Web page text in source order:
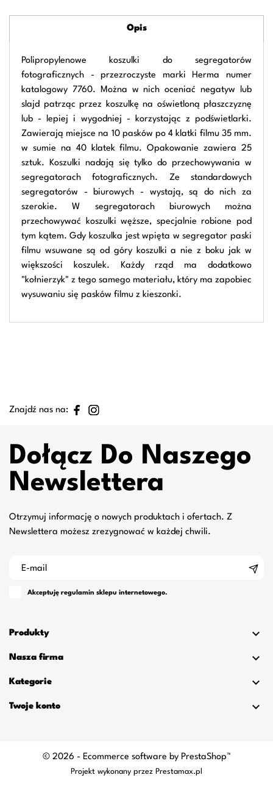
Opis
Polipropylenowe koszulki do segregatorów
fotograficznych - przezroczyste marki Herma numer
katalogowy 7760. Można w nich oceniać negatyw lub
slajd patrząc przez koszulkę na oświetloną płaszczyznę
lub - lepiej i wygodniej - korzystając z podświetlarki.
Zawierają miejsce na 10 pasków po 4 klatki filmu 35 mm.
w sumie na 40 klatek filmu. Opakowanie zawiera 25
sztuk. Koszulki nadają się tylko do przechowywania w
segregatorach fotograficznych. Ze standardowych
segregatorów - biurowych - wystają, są do nich za
szerokie. W segregatorach biurowych można
przechowywać koszulki węższe, specjalnie robione pod
tym kątem. Gdy koszulka jest wpięta w segregator paski
filmu wsuwane są od góry koszulki a nie z boku jak w
większości koszulek. Każdy rząd ma dodatkowo
"kołnierzyk" z tego samego materiału, który ma zapobiec
wysuwaniu się pasków filmu z kieszonki.
Znajdź nas na:
Dołącz Do Naszego
Newslettera
Otrzymuj informację o nowych produktach i ofertach. Z
Newslettera możesz zrezygnować w każdej chwili.
Akceptuję regulamin sklepu internetowego.
Produkty 
Nasza firma 
Kategorie 
Twoje konto 
© 2026 - Ecommerce software by PrestaShop™
Projekt wykonany przez Prestamax.pl